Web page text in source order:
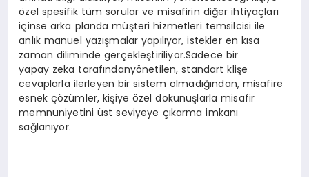
özel spesifik tüm sorular ve misafirin diğer ihtiyaçları
içinse arka planda müşteri hizmetleri temsilcisi ile
anlık manuel yazışmalar yapılıyor, istekler en kısa
zaman diliminde gerçekleştiriliyor.Sadece bir
yapay zeka tarafındanyönetilen, standart klişe
cevaplarla ilerleyen bir sistem olmadığından, misafire
esnek çözümler, kişiye özel dokunuşlarla misafir
memnuniyetini üst seviyeye çıkarma imkanı
sağlanıyor.